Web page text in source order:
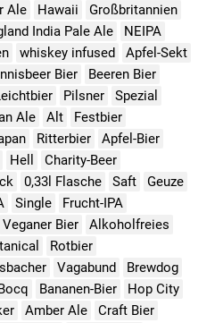
Ale Hawaii
Großbritannien
India Pale Ale
NEIPA
whiskey infused
Apfel-Sekt
Bier
Beeren Bier
Pilsner
Spezial
Ale Alt
Festbier
Ritterbier
Apfel-Bier
Hell
Charity-Beer
0,33l Flasche Saft
Geuze
Single
Frucht-IPA
Veganer Bier
Alkoholfreies
Rotbier
Vagabund
Brewdog
Bananen-Bier
Hop City
Amber Ale
Craft Bier